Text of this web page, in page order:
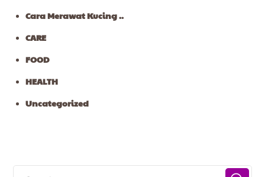
Cara Merawat Kucing ..
CARE
FOOD
HEALTH
Uncategorized